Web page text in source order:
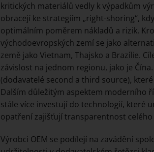
kritických materiálů vedly k výpadkům
obracejí ke strategiím „right-shoring“,
optimálním poměrem nákladů a rizik.
východoevropských zemí se jako
země jako Vietnam, Thajsko a Brazílie.
závislost na jednom regionu, jako je
(dodavatelé second a third source),
Dalším důležitým aspektem moderního
stále více investují do technologií, které
opatření zajišťují transparentnost
Výrobci OEM se podílejí na zavádění